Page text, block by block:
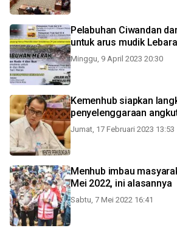
Pelabuhan Ciwandan
untuk arus mudik
Minggu, 9 April 2023 20:30
Kemenhub siapkan
penyelenggaraan
Jumat, 17 Februari 2023 13:53
Menhub imbau
Mei 2022, ini alasannya
Sabtu, 7 Mei 2022 16:41